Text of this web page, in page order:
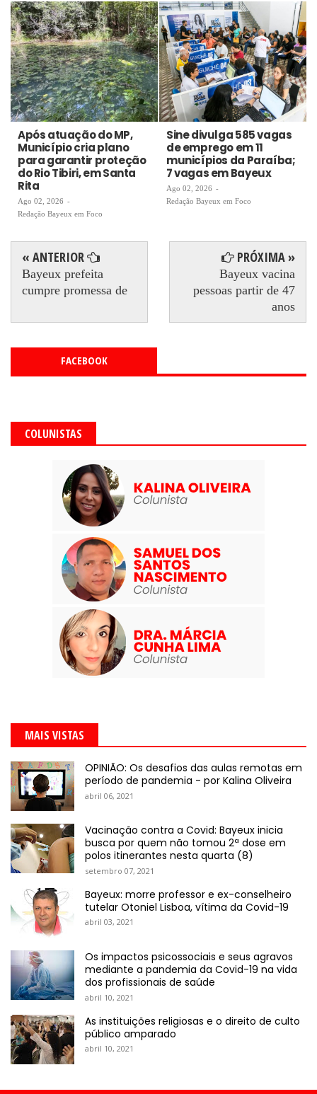
Após atuação do MP,
Município cria plano
para garantir proteção
do Rio Tibiri, em Santa
Rita
Ago 02, 2026 -
Redação Bayeux em Foco
Sine divulga 585 vagas
de emprego em 11
municípios da Paraíba;
7 vagas em Bayeux
Ago 02, 2026 -
Redação Bayeux em Foco
« ANTERIOR
Bayeux prefeita
cumpre promessa de
PRÓXIMA »
Bayeux vacina
pessoas partir de 47
anos
FACEBOOK
COLUNISTAS
MAIS VISTAS
OPINIÃO: Os desafios das aulas remotas em
período de pandemia - por Kalina Oliveira
abril 06, 2021
Vacinação contra a Covid: Bayeux inicia
busca por quem não tomou 2ª dose em
polos itinerantes nesta quarta (8)
setembro 07, 2021
Bayeux: morre professor e ex-conselheiro
tutelar Otoniel Lisboa, vítima da Covid-19
abril 03, 2021
Os impactos psicossociais e seus agravos
mediante a pandemia da Covid-19 na vida
dos profissionais de saúde
abril 10, 2021
As instituições religiosas e o direito de culto
público amparado
abril 10, 2021